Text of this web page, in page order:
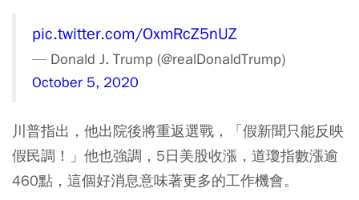
pic.twitter.com/OxmRcZ5nUZ
— Donald J. Trump (@realDonaldTrump)
October 5, 2020
川普指出，他出院後將重返選戰，「假新聞只能反映
假民調！」他也強調，5日美股收漲，道瓊指數漲逾
460點，這個好消息意味著更多的工作機會。